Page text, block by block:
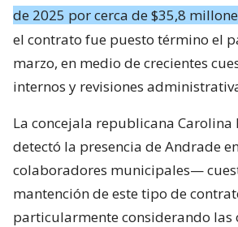
de 2025 por cerca de $35,8
el contrato fue puesto término el
marzo, en medio de crecientes
internos y revisiones
La concejala republicana
detectó la presencia de Andrade
colaboradores municipales—
mantención de este tipo de
particularmente considerando las